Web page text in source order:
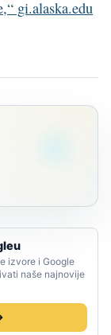
gi.alaska.edu
izvore i Google
naše najnovije